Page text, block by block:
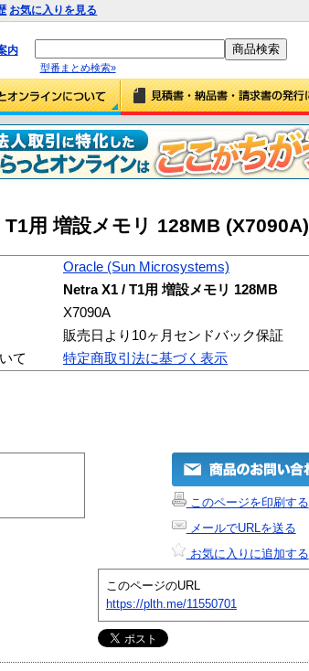
お気に入りを見る
内
型番まとめ検索»
用 増設メモリ 128MB (X7090A)
Oracle (Sun Microsystems)
Netra X1 / T1用 増設メモリ 128MB
X7090A
販売日より10ヶ月センドバック保証
て
特定商取引法に基づく表示
このページを印刷する
メールでURLを送る
お気に入りに追加する
このページのURL
https://plth.me/11550701